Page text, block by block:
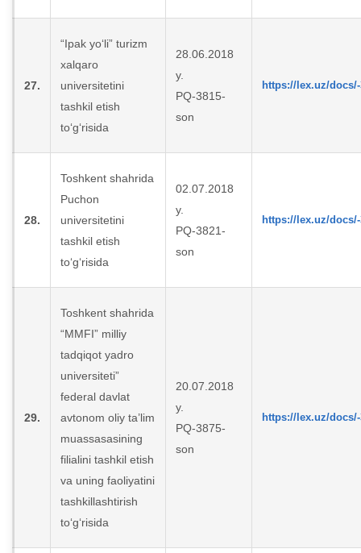
27.
“Ipak yo‘li” turizm
xalqaro
universitetini
tashkil etish
to‘g‘risida
28.06.2018
y.
PQ-3815-
son
https://lex.uz/docs/-
28.
Toshkent shahrida
Puchon
universitetini
tashkil etish
to‘g‘risida
02.07.2018
y.
PQ-3821-
son
https://lex.uz/docs/-
29.
Toshkent shahrida
“MMFI” milliy
tadqiqot yadro
universiteti”
federal davlat
avtonom oliy ta’lim
muassasasining
filialini tashkil etish
va uning faoliyatini
tashkillashtirish
to‘g‘risida
20.07.2018
y.
PQ-3875-
son
https://lex.uz/docs/-